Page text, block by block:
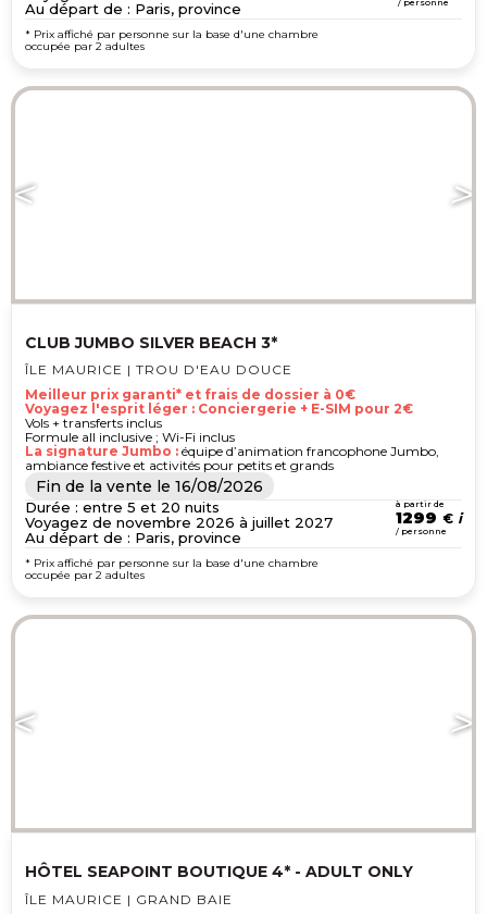
Au départ de : Paris, province
/ personne
* Prix affiché par personne sur la base d'une chambre
occupée par 2 adultes
CLUB JUMBO SILVER BEACH 3*
ÎLE MAURICE | TROU D'EAU DOUCE
Meilleur prix garanti* et frais de dossier à 0€
Voyagez l'esprit léger : Conciergerie + E-SIM pour 2€
Vols + transferts inclus
Formule all inclusive ; Wi-Fi inclus
La signature Jumbo : équipe d’animation francophone Jumbo,
ambiance festive et activités pour petits et grands
Fin de la vente le 16/08/2026
Durée : entre 5 et 20 nuits
Voyagez de novembre 2026 à juillet 2027
Au départ de : Paris, province
à partir de
1299 €
/ personne
* Prix affiché par personne sur la base d'une chambre
occupée par 2 adultes
HÔTEL SEAPOINT BOUTIQUE 4* - ADULT ONLY
ÎLE MAURICE | GRAND BAIE